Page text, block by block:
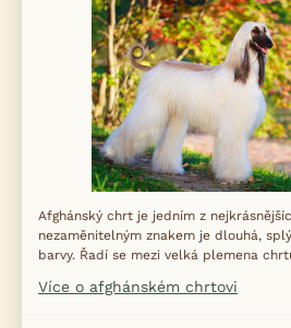
Afghánský chrt je jedním z
nezaměnitelným znakem je dlouhá,
barvy. Řadí se mezi velká plemena
Více o afghánském chrtovi